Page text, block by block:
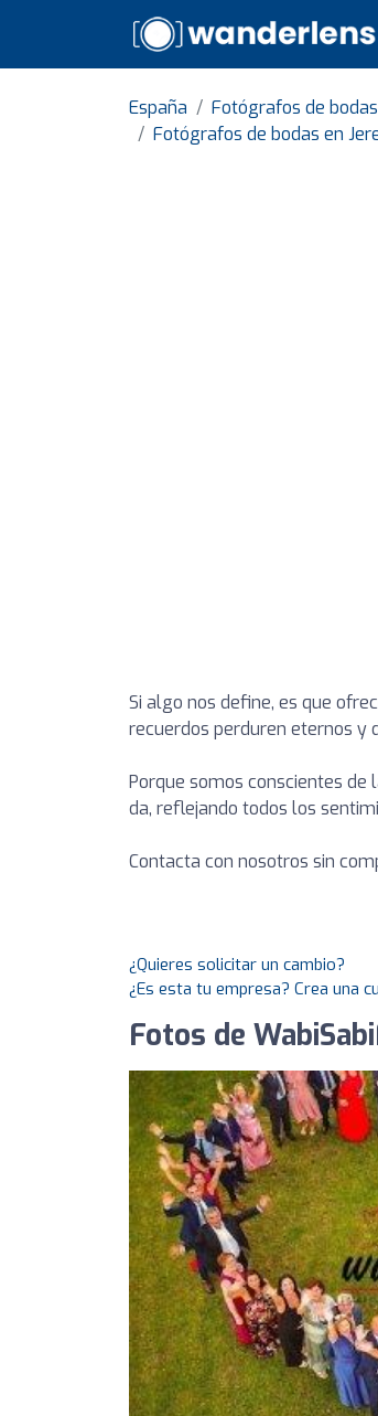
España Fotógrafos de
Fotógrafos de bodas en
Si algo nos define, es que
recuerdos perduren eternos y
Porque somos conscientes de
da, reflejando todos los
Contacta con nosotros sin
¿Quieres solicitar un cambio?
¿Es esta tu empresa? Crea una
Fotos de